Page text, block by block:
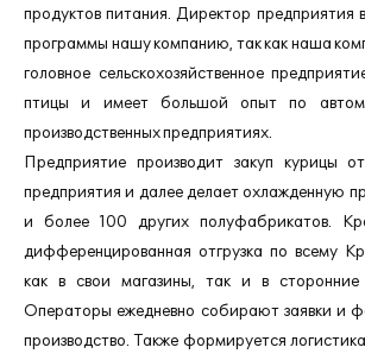
продуктов питания. Директор предприятия
программы нашу компанию, так как наша
головное сельскохозяйственное
птицы и имеет большой опыт по
производственных предприятиях.
Предприятие производит закуп курицы
предприятия и далее делает охлажденную
и более 100 других полуфабрикатов.
дифференцированная отгрузка по всему
как в свои магазины, так и в
Операторы ежедневно собирают заявки и
производство. Также формируется